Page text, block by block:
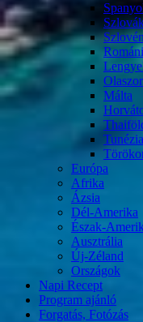
Málta
Tunézia
Európa
Afrika
Ázsia
Dél-Amerika
Észak-
Ausztrália
Új-Zéland
Országok
Napi Recept
Program ajánló
Forgatás, Fotózás